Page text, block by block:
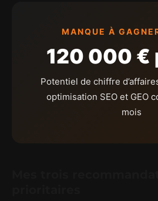
MANQUE À
120 000 €
Potentiel de chiffre
optimisation SEO et GEO
mois